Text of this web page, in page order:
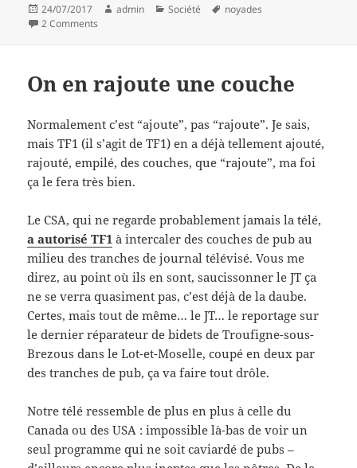
Posted
on
24/07/2017 Author
admin Categories
Société Tags
noyades
2 Comments
On en rajoute une couche
Normalement c’est “ajoute”, pas “rajoute”. Je sais,
mais TF1 (il s’agit de TF1) en a déjà tellement ajouté,
rajouté, empilé, des couches, que “rajoute”, ma foi
ça le fera très bien.
Le CSA, qui ne regarde probablement jamais la télé,
a autorisé TF1 à intercaler des couches de pub au
milieu des tranches de journal télévisé. Vous me
direz, au point où ils en sont, saucissonner le JT ça
ne se verra quasiment pas, c’est déjà de la daube.
Certes, mais tout de même… le JT… le reportage sur
le dernier réparateur de bidets de Troufigne-sous-
Brezous dans le Lot-et-Moselle, coupé en deux par
des tranches de pub, ça va faire tout drôle.
Notre télé ressemble de plus en plus à celle du
Canada ou des USA : impossible là-bas de voir un
seul programme qui ne soit caviardé de pubs –